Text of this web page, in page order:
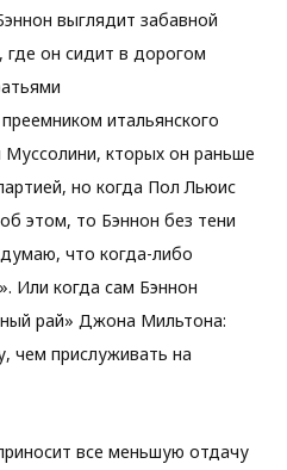
выглядит забавной
он сидит в дорогом
итальянского
кторых он раньше
но когда Пол Льюис
этом, то Бэннон без тени
что когда-либо
Или когда сам Бэннон
рай» Джона Мильтона:
чем прислуживать на
все меньшую отдачу